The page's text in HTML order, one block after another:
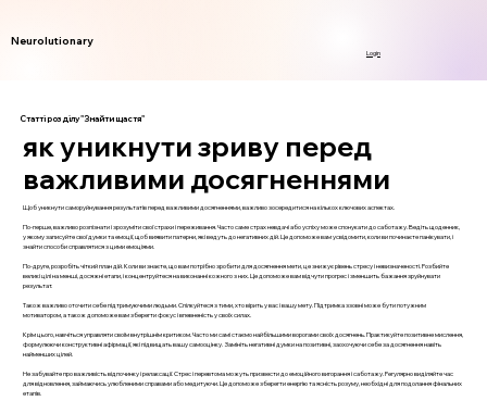
Neurolutionary
Login
Статті розділу "Знайти щастя"
як уникнути зриву перед
важливими досягненнями
Щоб уникнути саморуйнування результатів перед важливими досягненнями, важливо зосередитися на кількох ключових аспектах.
По-перше, важливо розпізнати і зрозуміти свої страхи і переживання. Часто саме страх невдачі або успіху може спонукати до саботажу. Ведіть щоденник,
у якому записуйте свої думки та емоції, щоб виявити патерни, які ведуть до негативних дій. Це допоможе вам усвідомити, коли ви починаєте панікувати, і
знайти способи справлятися з цими емоціями.
По-друге, розробіть чіткий план дій. Коли ви знаєте, що вам потрібно зробити для досягнення мети, це знижує рівень стресу і невизначеності. Розбийте
великі цілі на менші, досяжні етапи, і концентруйтеся на виконанні кожного з них. Це допоможе вам відчути прогрес і зменшить бажання зруйнувати
результат.
Також важливо оточити себе підтримуючими людьми. Спілкуйтеся з тими, хто вірить у вас і вашу мету. Підтримка ззовні може бути потужним
мотиватором, а також допоможе вам зберегти фокус і впевненість у своїх силах.
Крім цього, навчіться управляти своїм внутрішнім критиком. Часто ми самі стаємо найбільшими ворогами своїх досягнень. Практикуйте позитивне мислення,
формулюючи конструктивні афірмації, які підвищать вашу самооцінку. Замініть негативні думки на позитивні, заохочуючи себе за досягнення навіть
найменших цілей.
Не забувайте про важливість відпочинку і релаксації. Стрес і перевтома можуть призвести до емоційного вигорання і саботажу. Регулярно виділяйте час
для відновлення, займаючись улюбленими справами або медитуючи. Це допоможе зберегти енергію та ясність розуму, необхідні для подолання фінальних
етапів.